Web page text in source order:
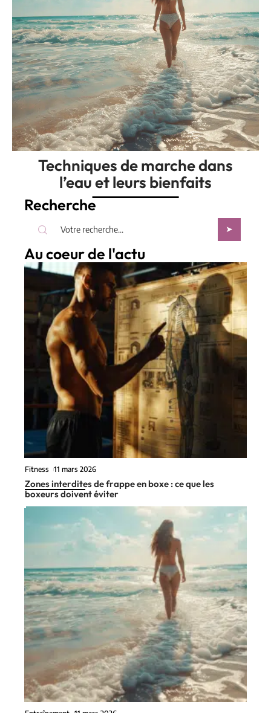
Techniques de marche dans
l’eau et leurs bienfaits
Recherche
Au coeur de l'actu
Fitness 11 mars 2026
Zones interdites de frappe en boxe : ce que les
boxeurs doivent éviter